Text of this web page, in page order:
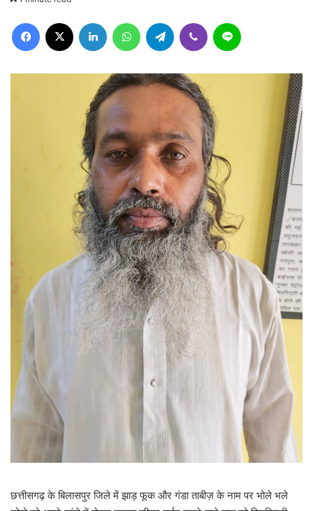
Facebook LinkedIn WhatsAppTelegram Viber
छत्तीसगढ़ के बिलासपुर जिले में झाड़ फूक और गंडा ताबीज़ के नाम पर भोले भले